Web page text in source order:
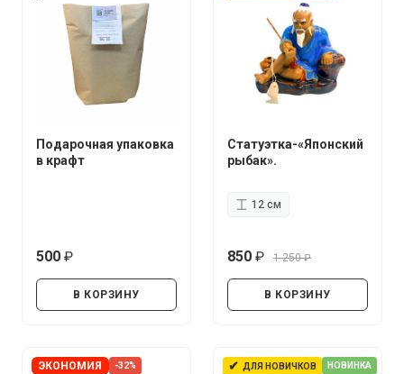
Подарочная упаковка
в крафт
500
В КОРЗИНУ
Статуэтка-«Японский
рыбак».
12 см
850
1 250
В КОРЗИНУ
ЭКОНОМИЯ -32% ✔ ДЛЯ НОВИЧКОВ НОВИНКА